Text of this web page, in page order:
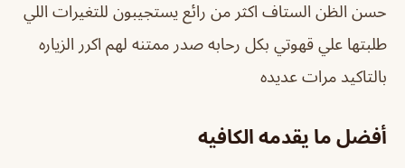
حسن الظن الستاف اكثر من رائع يستجيبون للتغيرات اللي
طلبتها علي قهوتي بكل رحابه صدر ممتنه لهم اكرر الزياره
بالتاكيد مرات عديده
أفضل ما يقدمه الكافيه